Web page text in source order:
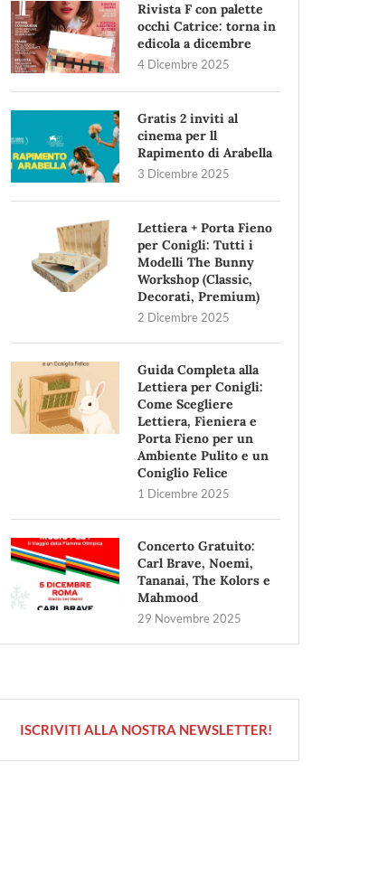
Rivista F con palette
occhi Catrice: torna in
edicola a dicembre
4 Dicembre 2025
Gratis 2 inviti al
cinema per ll
Rapimento di Arabella
3 Dicembre 2025
Lettiera + Porta Fieno
per Conigli: Tutti i
Modelli The Bunny
Workshop (Classic,
Decorati, Premium)
2 Dicembre 2025
Guida Completa alla
Lettiera per Conigli:
Come Scegliere
Lettiera, Fieniera e
Porta Fieno per un
Ambiente Pulito e un
Coniglio Felice
1 Dicembre 2025
Concerto Gratuito:
Carl Brave, Noemi,
Tananai, The Kolors e
Mahmood
29 Novembre 2025
ISCRIVITI ALLA NOSTRA NEWSLETTER!